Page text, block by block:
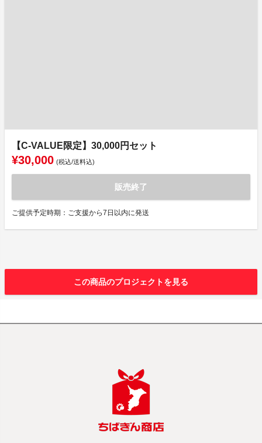
【C-VALUE限定】30,000円セット
¥30,000 (税込/送料込)
販売終了
ご提供予定時期：ご支援から7日以内に発送
この商品のプロジェクトを見る